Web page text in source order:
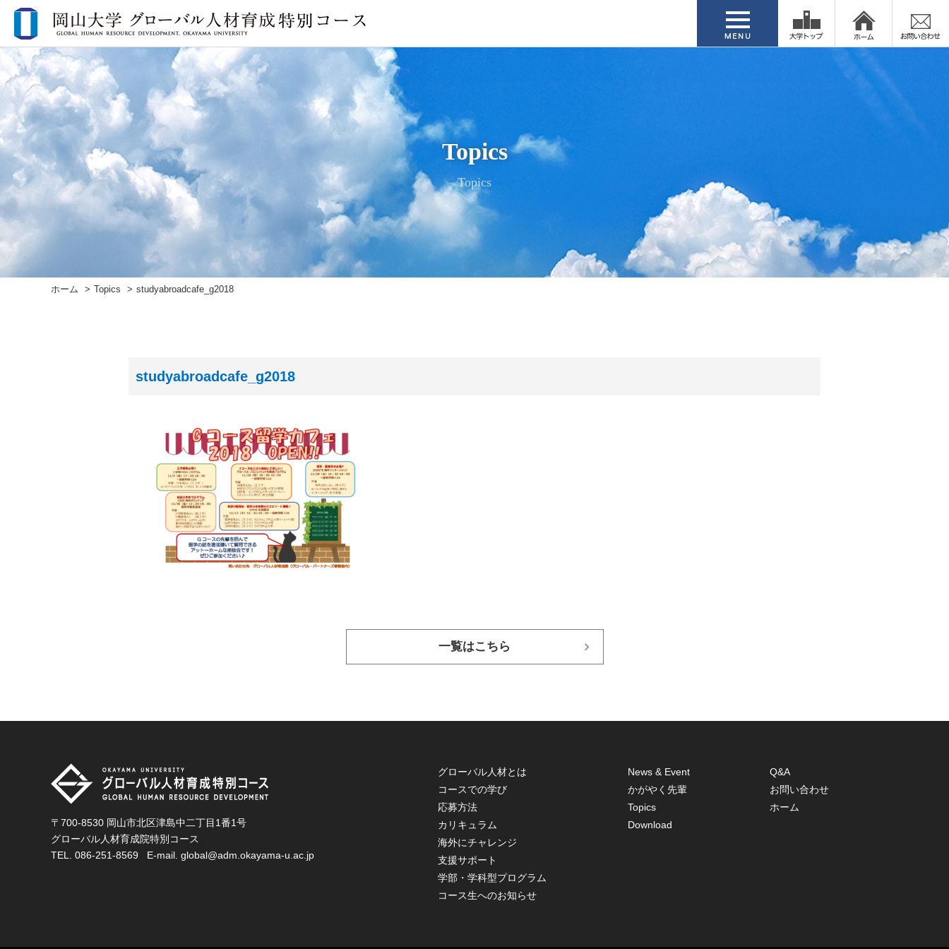
Topics
Topics
ホーム Topics studyabroadcafe_g2018
studyabroadcafe_g2018
一覧はこちら
〒700-8530 岡山市北区津島中二丁目1番1号
グローバル人材育成院特別コース
TEL. 086-251-8569 E-mail. global@adm.okayama-u.ac.jp
グローバル人材とは
コースでの学び
応募方法
カリキュラム
海外にチャレンジ
支援サポート
学部・学科型プログラム
コース生へのお知らせ
News & Event
かがやく先輩
Topics
Download
Q&A
お問い合わせ
ホーム